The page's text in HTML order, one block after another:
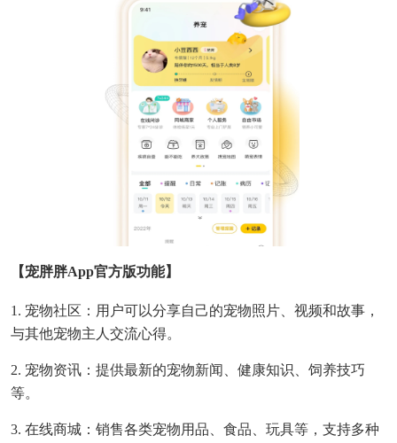
【宠胖胖app官方版功能】
1. 宠物社区：用户可以分享自己的宠物照片、视频和故事，
与其他宠物主人交流心得。
2. 宠物资讯：提供最新的宠物新闻、健康知识、饲养技巧
等。
3. 在线商城：销售各类宠物用品、食品、玩具等，支持多种